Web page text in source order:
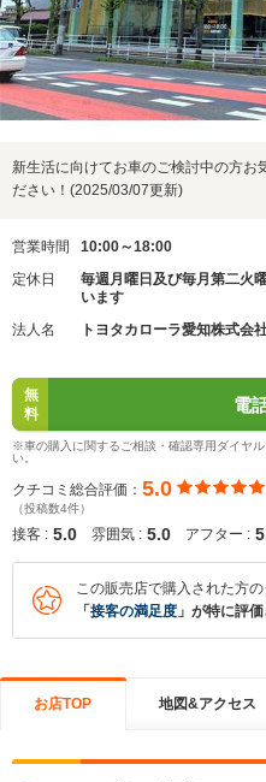
新生活に向けてお車のご検討中の方お
ださい！(2025/03/07更新)
営業時間
10:00～18:00
定休日
毎週月曜日及び毎月第二
います
法人名
トヨタカローラ愛知株式会
無
料
電
※車の購入に関するご相談・確認専用ダイヤ
い。
クチコミ総合評価： 5.0
（投稿数4件）
接客 : 5.0 雰囲気 : 5.0 アフター :
この販売店で購入された方
「 接客の満足度 」が特に評
お店TOP 地図&アクセス